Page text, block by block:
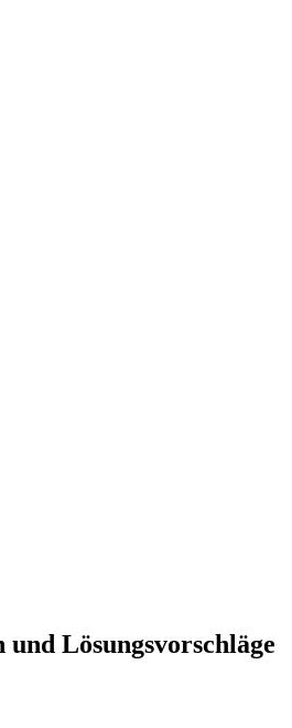
Lösungsvorschläge